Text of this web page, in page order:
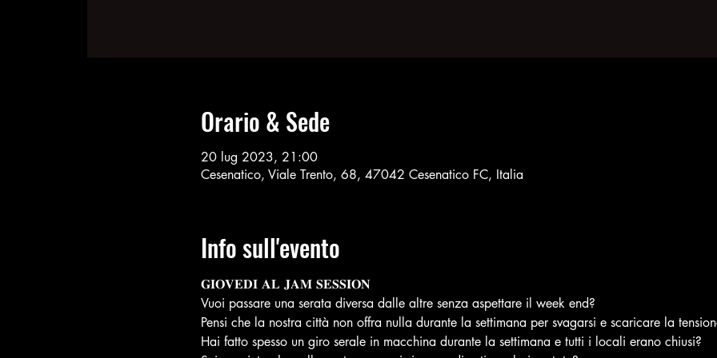
Orario & Sede
20 lug 2023, 21:00
Cesenatico, Viale Trento, 68, 47042 Cesenatico FC, Italia
Info sull'evento
𝐆𝐈𝐎𝐕𝐄𝐃𝐈 𝐀𝐋 𝐉𝐀𝐌 𝐒𝐄𝐒𝐒𝐈𝐎𝐍
Vuoi passare una serata diversa dalle altre senza aspettare il week end?
Pensi che la nostra città non offra nulla durante la settimana per svagarsi e scaricare la
Hai fatto spesso un giro serale in macchina durante la settimana e tutti i locali erano chiusi?